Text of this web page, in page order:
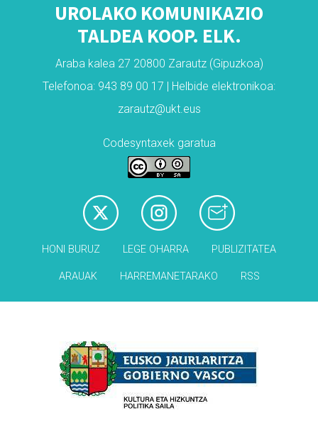
UROLAKO KOMUNIKAZIO
TALDEA KOOP. ELK.
Araba kalea 27 20800 Zarautz (Gipuzkoa)
Telefonoa: 943 89 00 17 | Helbide elektronikoa:
zarautz@ukt.eus
Codesyntaxek garatua
HONI BURUZ LEGE OHARRA PUBLIZITATEA
ARAUAK HARREMANETARAKO RSS